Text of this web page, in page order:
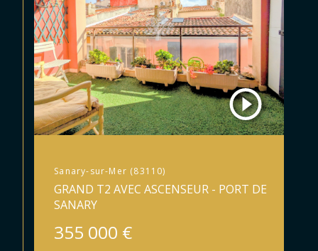
Sanary-sur-Mer (83110)
GRAND T2 AVEC ASCENSEUR - PORT DE
SANARY
355 000 €